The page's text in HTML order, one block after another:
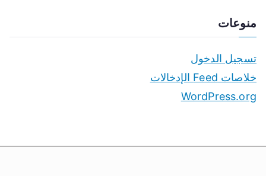
منوعات
تسجيل الدخول
خلاصات Feed الإدخالات
WordPress.org